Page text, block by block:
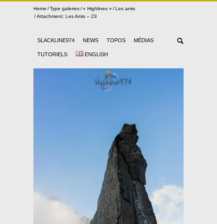
Home Type galeries « Highlines »
Les amis
Attachment: Les Amis – 23
SLACKLINE974 NEWS TOPOS MÉDIAS
TUTORIELS ENGLISH